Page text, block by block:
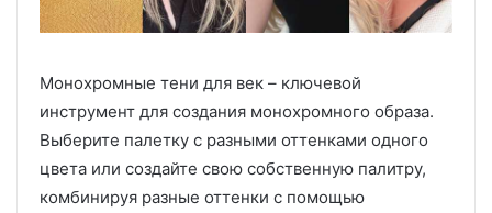
Монохромные тени для век – ключевой
инструмент для создания монохромного образа.
Выберите палетку с разными оттенками одного
цвета или создайте свою собственную палитру,
комбинируя разные оттенки с помощью